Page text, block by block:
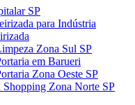
SP
para Indústria
Zona Sul SP
em Barueri
Zona Oeste SP
Shopping Zona Norte SP